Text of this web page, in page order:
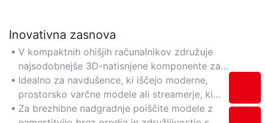
Inovativna zasnova
V kompaktnih ohišjih računalnikov združuje
najsodobnejše 3D-natisnjene komponente za
izboljšan pretok zraka, upravljanje kablov in
strukturno učinkovitost.
Idealno za navdušence, ki iščejo moderne,
prostorsko varčne modele ali streamerje, ki
potrebujejo estetsko-tehnološke hibridne funkcije.
Za brezhibne nadgradnje poiščite modele z